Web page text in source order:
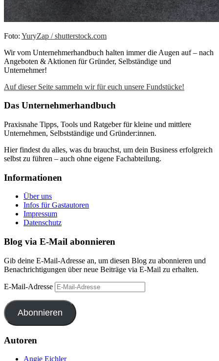
Foto: YuryZap / shutterstock.com
Wir vom Unternehmerhandbuch halten immer die Augen auf – nach
Angeboten & Aktionen für Gründer, Selbständige und
Unternehmer!
Auf dieser Seite sammeln wir für euch unsere Fundstücke!
Das Unternehmerhandbuch
Praxisnahe Tipps, Tools und Ratgeber für kleine und mittlere
Unternehmen, Selbstständige und Gründer:innen.
Hier findest du alles, was du brauchst, um dein Business erfolgreich
selbst zu führen – auch ohne eigene Fachabteilung.
Informationen
Über uns
Infos für Gastautoren
Impressum
Datenschutz
Blog via E-Mail abonnieren
Gib deine E-Mail-Adresse an, um diesen Blog zu abonnieren und
Benachrichtigungen über neue Beiträge via E-Mail zu erhalten.
E-Mail-Adresse
Abonnieren
Autoren
Angie Eichler